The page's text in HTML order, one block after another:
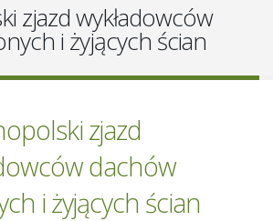
zjazd wykładowców
i żyjących ścian
zjazd
dachów
i żyjących ścian